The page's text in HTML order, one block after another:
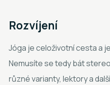
Rozvíjení
Jóga je celoživotní cesta a
Nemusíte se tedy bát
různé varianty, lektory a